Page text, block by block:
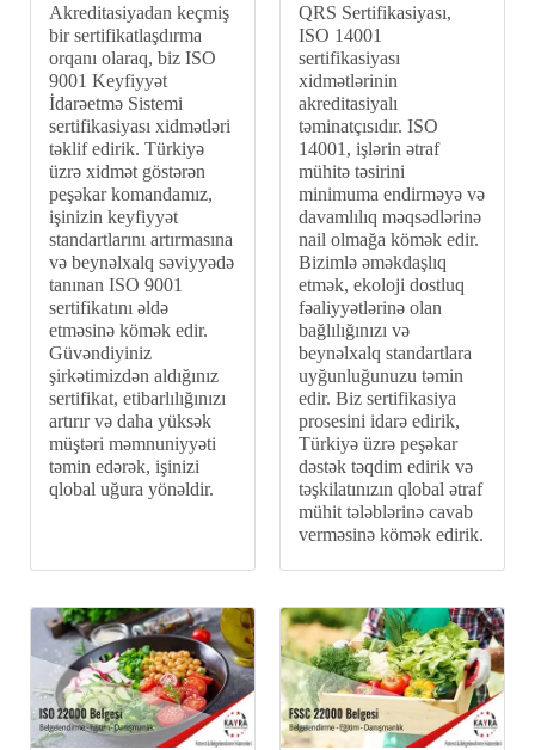
Akreditasiyadan keçmiş
bir sertifikatlaşdırma
orqanı olaraq, biz ISO
9001 Keyfiyyət
İdarəetmə Sistemi
sertifikasiyası xidmətləri
təklif edirik. Türkiyə
üzrə xidmət göstərən
peşəkar komandamız,
işinizin keyfiyyət
standartlarını artırmasına
və beynəlxalq səviyyədə
tanınan ISO 9001
sertifikatını əldə
etməsinə kömək edir.
Güvəndiyiniz
şirkətimizdən aldığınız
sertifikat, etibarlılığınızı
artırır və daha yüksək
müştəri məmnuniyyəti
təmin edərək, işinizi
qlobal uğura yönəldir.
QRS Sertifikasiyası,
ISO 14001
sertifikasiyası
xidmətlərinin
akreditasiyalı
təminatçısıdır. ISO
14001, işlərin ətraf
mühitə təsirini
minimuma endirməyə və
davamlılıq məqsədlərinə
nail olmağa kömək edir.
Bizimlə əməkdaşlıq
etmək, ekoloji dostluq
fəaliyyətlərinə olan
bağlılığınızı və
beynəlxalq standartlara
uyğunluğunuzu təmin
edir. Biz sertifikasiya
prosesini idarə edirik,
Türkiyə üzrə peşəkar
dəstək təqdim edirik və
təşkilatınızın qlobal ətraf
mühit tələblərinə cavab
verməsinə kömək edirik.